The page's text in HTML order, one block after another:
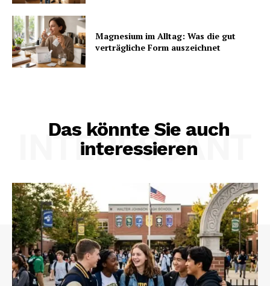
Magnesium im Alltag: Was die gut
verträgliche Form auszeichnet
Das könnte Sie auch
interessieren
INTERESSANT